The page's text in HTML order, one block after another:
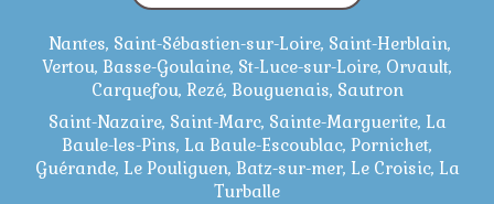
Nantes, Saint-Sébastien-sur-Loire, Saint-Herblain,
Vertou, Basse-Goulaine, St-Luce-sur-Loire, Orvault,
Carquefou, Rezé, Bouguenais, Sautron
Saint-Nazaire, Saint-Marc, Sainte-Marguerite, La
Baule-les-Pins, La Baule-Escoublac, Pornichet,
Guérande, Le Pouliguen, Batz-sur-mer, Le Croisic, La
Turballe